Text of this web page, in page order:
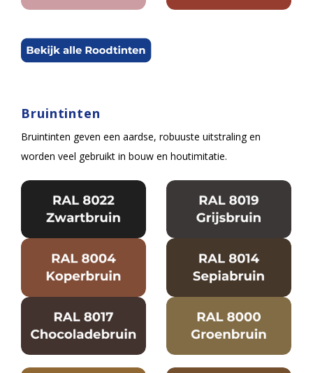
Bruintinten
Bruintinten geven een aardse, robuuste uitstraling en
worden veel gebruikt in bouw en houtimitatie.